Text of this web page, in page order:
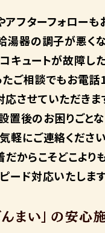
アフターフォローも
湯器の調子が悪くな
キュートが故障した
たご相談でもお電話
応させていただきま
置後のお困りごと
軽にご連絡ください
からこそどこより
ード対応いたします